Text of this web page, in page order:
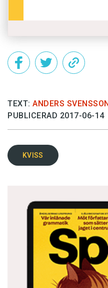
TEXT: ANDERS SVENSSON
PUBLICERAD 2017-06-14
KVISS